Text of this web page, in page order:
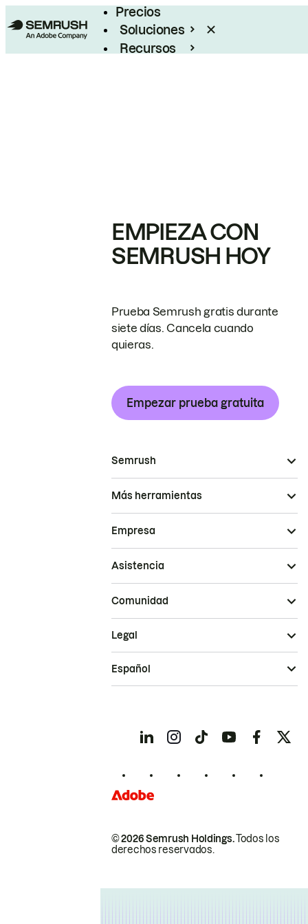
Precios
Soluciones
Recursos
EMPIEZA CON
SEMRUSH HOY
Prueba Semrush gratis durante
siete días. Cancela cuando
quieras.
Empezar prueba gratuita
Semrush
Más herramientas
Empresa
Asistencia
Comunidad
© 2026 Semrush Holdings.Todos los
derechos reservados.
Legal
Español